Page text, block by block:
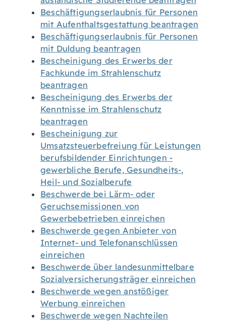
Beschäftigungserlaubnis für Personen
mit Aufenthaltsgestattung beantragen
Beschäftigungserlaubnis für Personen
mit Duldung beantragen
Bescheinigung des Erwerbs der
Fachkunde im Strahlenschutz
beantragen
Bescheinigung des Erwerbs der
Kenntnisse im Strahlenschutz
beantragen
Bescheinigung zur
Umsatzsteuerbefreiung für Leistungen
berufsbildender Einrichtungen -
gewerbliche Berufe, Gesundheits-,
Heil- und Sozialberufe
Beschwerde bei Lärm- oder
Geruchsemissionen von
Gewerbebetrieben einreichen
Beschwerde gegen Anbieter von
Internet- und Telefonanschlüssen
einreichen
Beschwerde über landesunmittelbare
Sozialversicherungsträger einreichen
Beschwerde wegen anstößiger
Werbung einreichen
Beschwerde wegen Nachteilen